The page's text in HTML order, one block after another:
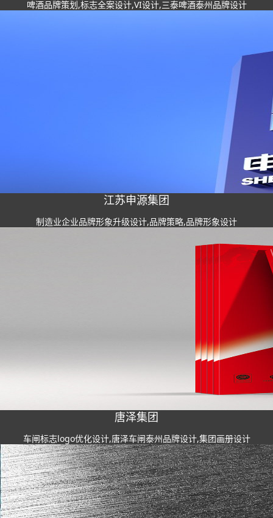
啤酒品牌策划,标志全案设计,VI设计,三泰啤酒泰州品牌设计
江苏申源集团
制造业企业品牌形象升级设计,品牌策略,品牌形象设计
唐泽集团
车闸标志logo优化设计,唐泽车闸泰州品牌设计,集团画册设计